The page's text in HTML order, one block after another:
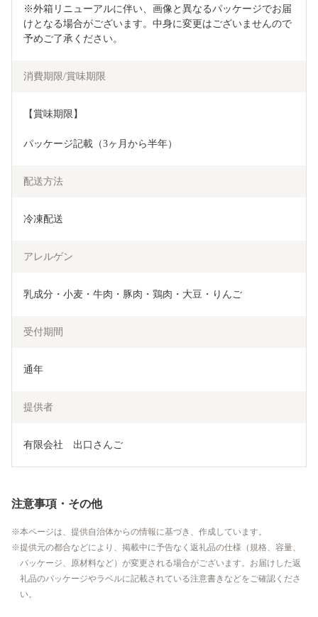
※外箱リニューアルに伴い、画像と異なるパッケージでお届
けとなる場合がございます。中身に変更はございませんので
予めご了承ください。
消費期限/賞味期限
【賞味期限】
パッケージ記載（3ヶ月から半年）
配送方法
冷凍配送
アレルゲン
乳成分・小麦・牛肉・豚肉・鶏肉・大豆・りんご
受付期間
通年
提供者
有限会社　出口さんご
注意事項・その他
本ページは、提供自治体からの情報に基づき、作成しています。
提供元の都合などにより、掲載中に予告なく返礼品の仕様（規格、容量、
パッケージ、原材料など）が変更される場合がございます。お届けした返
礼品のパッケージやラベルに記載されている注意書きなどをご確認くださ
い。